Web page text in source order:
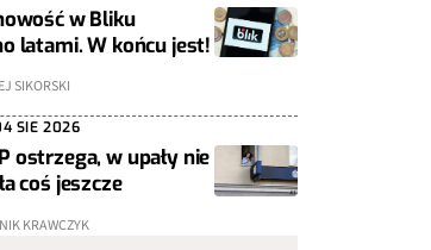
w Bliku
latami. W końcu jest!
SIKORSKI
SIE 2026
ostrzega, w upały nie
coś jeszcze
KRAWCZYK